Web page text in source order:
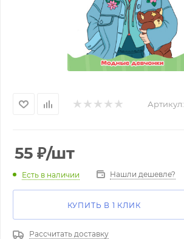
Артикул:
55 ₽/шт
Есть в наличии Нашли дешевле?
КУПИТЬ В 1 КЛИК
Рассчитать доставку